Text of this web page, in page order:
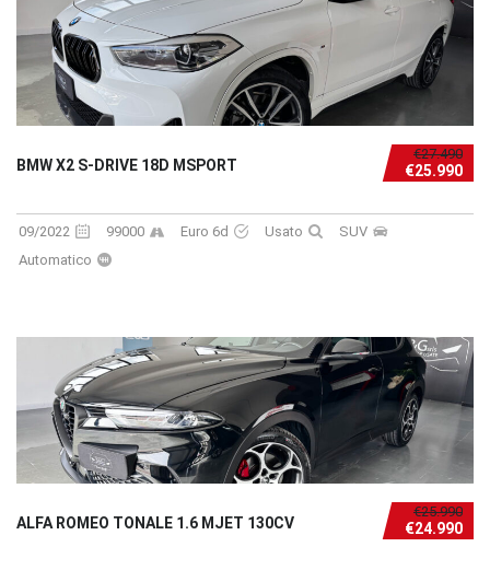
€27.490
€25.990
BMW X2 S-DRIVE 18D MSPORT
09/2022 99000 Euro 6d Usato
SUV
Automatico
€25.990
€24.990
ALFA ROMEO TONALE 1.6 MJET 130CV